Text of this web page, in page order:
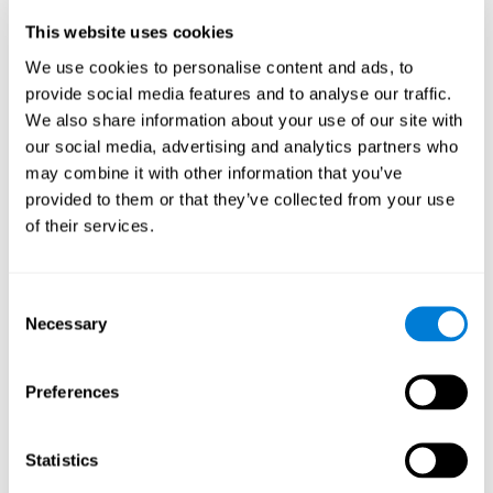
This website uses cookies
We use cookies to personalise content and ads, to
provide social media features and to analyse our traffic.
We also share information about your use of our site with
our social media, advertising and analytics partners who
may combine it with other information that you’ve
provided to them or that they’ve collected from your use
of their services.
Selection
Necessary
Preferences
Statistics
الاضطرابات أو الأمراض المتعلّقة
باللدونة المعرفيّة الناقصة أو الصلابة
العقليّة
نجد الصلابة المعرفيّة في اضطرابات كثيرة، لأن تتغيّر اللدونة الإداكيّة
مباشراً أو تتغيّر الأعمال التي تتعلّق بها اللدونة العقليّة.
هكذا، نجد الصلابة المعرفيّة أو اللدونة المعرفيّة المنخفضة في
وفرط النشاط، والاضطراب الوسواسي القهري، والفصام، ومرض
التوحد، واضطرابات التغذية (الخلفة والشراهة)، والإدمان، إلخ.
يشعر البالغون أحياناً بفساد لدونتهم العقلية
في التغييرات الوظيفيّة والبدنيّة التي تضرّ سرعة المعالجة للدماغ وأداءه
المعرفيّ. تظهر الدرسات أنّ الدريب الإدراكيّ يؤثّر في
واللدونة المعرفيّة. نعطيك في كوجنيفيت نشاطات مختلفة تحسّن
لدونتك المعرفيّة.